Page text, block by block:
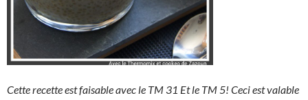
Cette recette est faisable avec le TM 31 Et le TM 5! Ceci est valable